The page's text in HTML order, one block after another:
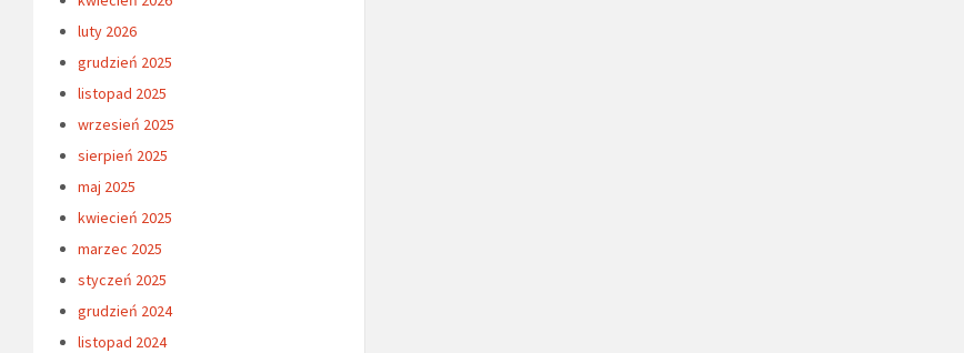
luty 2026
grudzień 2025
listopad 2025
wrzesień 2025
sierpień 2025
maj 2025
kwiecień 2025
marzec 2025
styczeń 2025
grudzień 2024
listopad 2024